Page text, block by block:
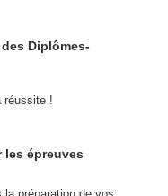
Diplômes-
réussite !
épreuves